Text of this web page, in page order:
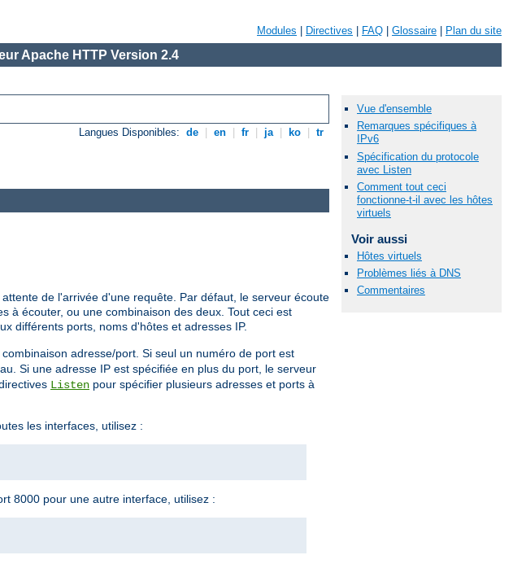
Modules Directives FAQ Glossaire Plan du site
Apache HTTP Version 2.4
Langues Disponibles: de en fr ja ko tr
Vue d'ensemble
Remarques spécifiques à
IPv6
Spécification du protocole
avec Listen
Comment tout ceci
fonctionne-t-il avec les hôtes
virtuels
Voir aussi
Hôtes virtuels
Problèmes liés à DNS
Commentaires
de l'arrivée d'une requête. Par défaut, le serveur écoute
à écouter, ou une combinaison des deux. Tout ceci est
différents ports, noms d'hôtes et adresses IP.
adresse/port. Si seul un numéro de port est
Si une adresse IP est spécifiée en plus du port, le serveur
Listen pour spécifier plusieurs adresses et ports à
les interfaces, utilisez :
8000 pour une autre interface, utilisez :